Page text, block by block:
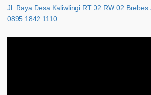
Jl. Raya Desa Kaliwlingi RT 02 RW 02 Brebes
0895 1842 1110